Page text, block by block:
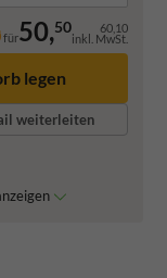
für50,50 60,10
inkl. MwSt.
legen
weiterleiten